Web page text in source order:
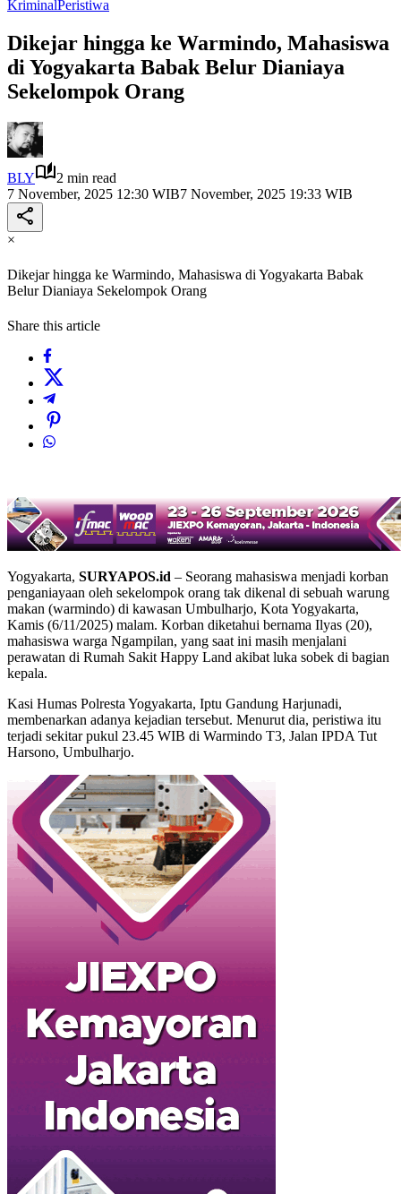
KriminalPeristiwa
Dikejar hingga ke Warmindo, Mahasiswa
di Yogyakarta Babak Belur Dianiaya
Sekelompok Orang
BLY
2 min read
7 November, 2025 12:30 WIB7 November, 2025 19:33 WIB
×
Dikejar hingga ke Warmindo, Mahasiswa di Yogyakarta Babak
Belur Dianiaya Sekelompok Orang
Share this article
Yogyakarta, SURYAPOS.id – Seorang mahasiswa menjadi korban
penganiayaan oleh sekelompok orang tak dikenal di sebuah warung
makan (warmindo) di kawasan Umbulharjo, Kota Yogyakarta,
Kamis (6/11/2025) malam. Korban diketahui bernama Ilyas (20),
mahasiswa warga Ngampilan, yang saat ini masih menjalani
perawatan di Rumah Sakit Happy Land akibat luka sobek di bagian
kepala.
Kasi Humas Polresta Yogyakarta, Iptu Gandung Harjunadi,
membenarkan adanya kejadian tersebut. Menurut dia, peristiwa itu
terjadi sekitar pukul 23.45 WIB di Warmindo T3, Jalan IPDA Tut
Harsono, Umbulharjo.